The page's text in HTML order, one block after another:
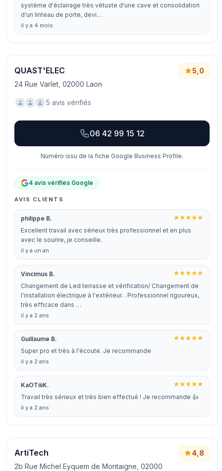
système d'éclairage très vétuste d'une cave et consolidation
d'un linteau de porte, devi…
il y a 4 mois
QUAST'ELEC
24 Rue Varlet, 02000 Laon
5,0
5 avis vérifiés
06 42 99 15 12
Numéro issu de la fiche Google Business Profile.
4 avis vérifiés Google
AVIS CLIENTS
philippe B.
Excellent travail avec sérieux très professionnel et en plus
avec le sourire, je conseille.
il y a un an
Vincimus B.
Changement de Led terrasse et vérification/ Changement de
l'installation électrique à l'extérieur. . Professionnel rigoureux,
très efficace dans …
il y a 2 ans
Guillaume B.
Super pro et très à l'écoute. Je recommande
il y a 2 ans
KaOTiiiK.
Travail très sérieux et très bien effectué ! Je recommande 👍
il y a 2 ans
ArtiTech
2b Rue Michel Eyquem de Montaigne, 02000
4,8